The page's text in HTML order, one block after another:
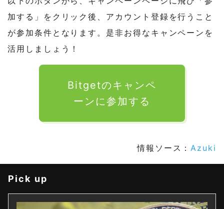
加する」をクリック後、アカウント登録を行うこと
が参加条件となります。是非お得なキャンペーンを
活用しましょう！
Bitgetのキャンペ
ーンに参加する
情報ソース：Azuki
Pick up